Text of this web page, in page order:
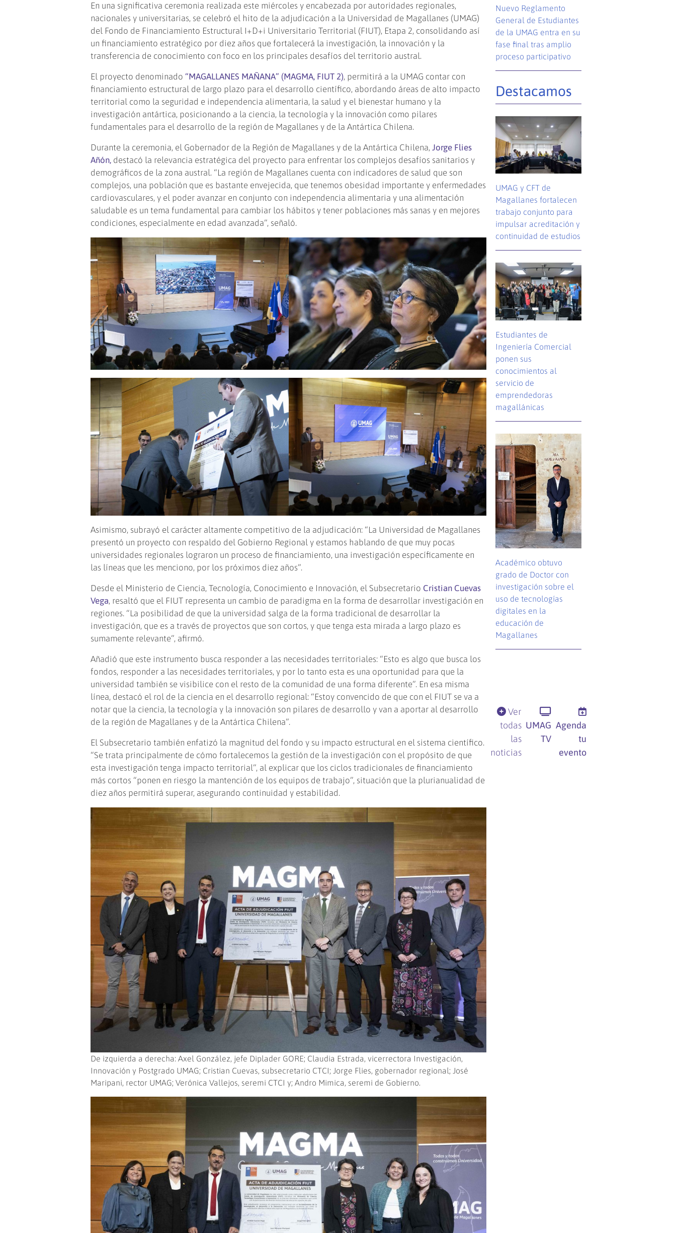
En una significativa ceremonia realizada este miércoles y encabezada por autoridades regionales,
nacionales y universitarias, se celebró el hito de la adjudicación a la Universidad de Magallanes (UMAG)
del Fondo de Financiamiento Estructural I+D+i Universitario Territorial (FIUT), Etapa 2, consolidando así
un financiamiento estratégico por diez años que fortalecerá la investigación, la innovación y la
transferencia de conocimiento con foco en los principales desafíos del territorio austral.
El proyecto denominado“MAGALLANES MAÑANA” (MAGMA, FIUT 2), permitirá a la UMAG contar con
financiamiento estructural de largo plazo para el desarrollo científico, abordando áreas de alto impacto
territorial como la seguridad e independencia alimentaria, la salud y el bienestar humano y la
investigación antártica, posicionando a la ciencia, la tecnología y la innovación como pilares
fundamentales para el desarrollo de la región de Magallanes y de la Antártica Chilena.
Durante la ceremonia, el Gobernador de la Región de Magallanes y de la Antártica Chilena,Jorge Flies
Añón, destacó la relevancia estratégica del proyecto para enfrentar los complejos desafíos sanitarios y
demográficos de la zona austral. “La región de Magallanes cuenta con indicadores de salud que son
complejos, una población que es bastante envejecida, que tenemos obesidad importante y enfermedades
cardiovasculares, y el poder avanzar en conjunto con independencia alimentaria y una alimentación
saludable es un tema fundamental para cambiar los hábitos y tener poblaciones más sanas y en mejores
condiciones, especialmente en edad avanzada”, señaló.
Asimismo, subrayó el carácter altamente competitivo de la adjudicación: “La Universidad de Magallanes
presentó un proyecto con respaldo del Gobierno Regional y estamos hablando de que muy pocas
universidades regionales lograron un proceso de financiamiento, una investigación específicamente en
las líneas que les menciono, por los próximos diez años”.
Desde el Ministerio de Ciencia, Tecnología, Conocimiento e Innovación, el Subsecretario Cristian Cuevas
Vega, resaltó que el FIUT representa un cambio de paradigma en la forma de desarrollar investigación en
regiones. “La posibilidad de que la universidad salga de la forma tradicional de desarrollar la
investigación, que es a través de proyectos que son cortos, y que tenga esta mirada a largo plazo es
sumamente relevante”, afirmó.
Añadió que este instrumento busca responder a las necesidades territoriales: “Esto es algo que busca los
fondos, responder a las necesidades territoriales, y por lo tanto esta es una oportunidad para que la
universidad también se visibilice con el resto de la comunidad de una forma diferente”. En esa misma
línea, destacó el rol de la ciencia en el desarrollo regional: “Estoy convencido de que con el FIUT se va a
notar que la ciencia, la tecnología y la innovación son pilares de desarrollo y van a aportar al desarrollo
de la región de Magallanes y de la Antártica Chilena”.
El Subsecretario también enfatizó la magnitud del fondo y su impacto estructural en el sistema científico.
“Se trata principalmente de cómo fortalecemos la gestión de la investigación con el propósito de que
esta investigación tenga impacto territorial”, al explicar que los ciclos tradicionales de financiamiento
más cortos “ponen en riesgo la mantención de los equipos de trabajo”, situación que la plurianualidad de
diez años permitirá superar, asegurando continuidad y estabilidad.
De izquierda a derecha: Axel González, jefe Diplader GORE; Claudia Estrada, vicerrectora Investigación,
Innovación y Postgrado UMAG; Cristian Cuevas, subsecretario CTCI; Jorge Flies, gobernador regional; José
Maripani, rector UMAG; Verónica Vallejos, seremi CTCI y; Andro Mimica, seremi de Gobierno.
Nuevo Reglamento
General de Estudiantes
de la UMAG entra en su
fase final tras amplio
proceso participativo
Destacamos
UMAG y CFT de
Magallanes fortalecen
trabajo conjunto para
impulsar acreditación y
continuidad de estudios
Estudiantes de
Ingeniería Comercial
ponen sus
conocimientos al
servicio de
emprendedoras
magallánicas
Académico obtuvo
grado de Doctor con
investigación sobre el
uso de tecnologías
digitales en la
educación de
Magallanes
Ver
todas
las
noticias
UMAG
TV
Agenda
tu
evento